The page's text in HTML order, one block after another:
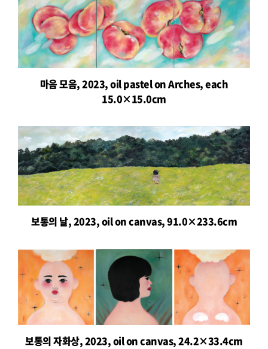
마음 모음, 2023, oil pastel on Arches, each
15.0×15.0cm
보통의 날, 2023, oil on canvas, 91.0×233.6cm
보통의 자화상, 2023, oil on canvas, 24.2×33.4cm